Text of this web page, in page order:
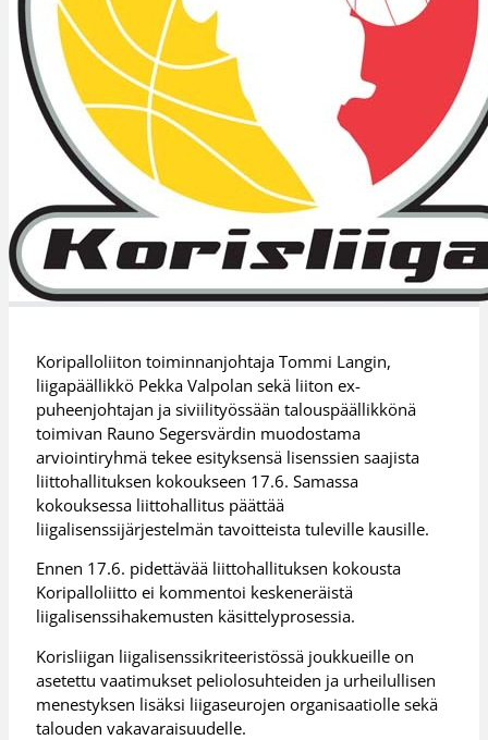
Koripalloliiton toiminnanjohtaja Tommi Langin,
liigapäällikkö Pekka Valpolan sekä liiton ex-
puheenjohtajan ja siviilityössään talouspäällikkönä
toimivan Rauno Segersvärdin muodostama
arviointiryhmä tekee esityksensä lisenssien saajista
liittohallituksen kokoukseen 17.6. Samassa
kokouksessa liittohallitus päättää
liigalisenssijärjestelmän tavoitteista tuleville kausille.
Ennen 17.6. pidettävää liittohallituksen kokousta
Koripalloliitto ei kommentoi keskeneräistä
liigalisenssihakemusten käsittelyprosessia.
Korisliigan liigalisenssikriteeristössä joukkueille on
asetettu vaatimukset peliolosuhteiden ja urheilullisen
menestyksen lisäksi liigaseurojen organisaatiolle sekä
talouden vakavaraisuudelle.